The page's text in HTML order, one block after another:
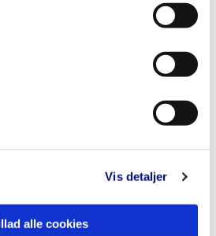
Vis detaljer
alle cookies
af virksomhed
virksomhed